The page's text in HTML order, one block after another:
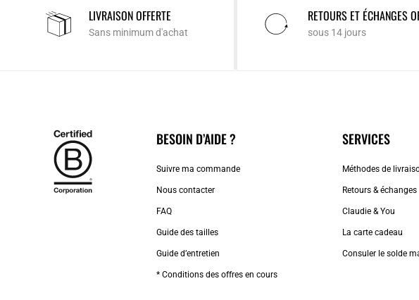
LIVRAISON OFFERTE
Sans minimum d'achat
RETOURS ET ÉCHANGES
sous 14 jours
BESOIN D’AIDE ?
Suivre ma commande
Nous contacter
FAQ
Guide des tailles
Guide d’entretien
* Conditions des offres en cours
SERVICES
Méthodes de
Retours & échanges
Claudie & You
La carte cadeau
Consuler le solde